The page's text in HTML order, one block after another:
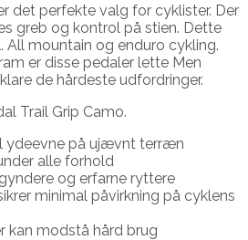
det perfekte valg for cyklister. Der
greb og kontrol på stien. Dette
All mountain og enduro cykling.
er disse pedaler lette Men
de hårdeste udfordringer.
Trail Grip Camo.
ydeevne på ujævnt terræn
alle forhold
og erfarne ryttere
minimal påvirkning på cyklens
kan modstå hård brug